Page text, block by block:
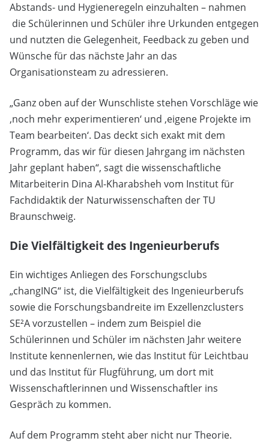
Abstands- und Hygieneregeln einzuhalten – nahmen
die Schülerinnen und Schüler ihre Urkunden entgegen
und nutzten die Gelegenheit, Feedback zu geben und
Wünsche für das nächste Jahr an das
Organisationsteam zu adressieren.
„Ganz oben auf der Wunschliste stehen Vorschläge wie
‚noch mehr experimentieren‘ und ‚eigene Projekte im
Team bearbeiten‘. Das deckt sich exakt mit dem
Programm, das wir für diesen Jahrgang im nächsten
Jahr geplant haben“, sagt die wissenschaftliche
Mitarbeiterin Dina Al-Kharabsheh vom Institut für
Fachdidaktik der Naturwissenschaften der TU
Braunschweig.
Die Vielfältigkeit des Ingenieurberufs
Ein wichtiges Anliegen des Forschungsclubs
„changING“ ist, die Vielfältigkeit des Ingenieurberufs
sowie die Forschungsbandreite im Exzellenzclusters
SE²A vorzustellen – indem zum Beispiel die
Schülerinnen und Schüler im nächsten Jahr weitere
Institute kennenlernen, wie das Institut für Leichtbau
und das Institut für Flugführung, um dort mit
Wissenschaftlerinnen und Wissenschaftler ins
Gespräch zu kommen.
Auf dem Programm steht aber nicht nur Theorie.